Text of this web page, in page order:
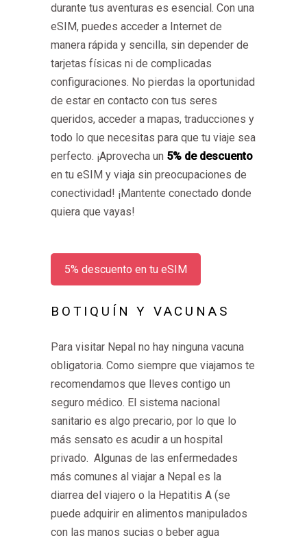
durante tus aventuras es esencial. Con una
eSIM, puedes acceder a Internet de
manera rápida y sencilla, sin depender de
tarjetas físicas ni de complicadas
configuraciones. No pierdas la oportunidad
de estar en contacto con tus seres
queridos, acceder a mapas, traducciones y
todo lo que necesitas para que tu viaje sea
perfecto. ¡Aprovecha un 5% de descuento
en tu eSIM y viaja sin preocupaciones de
conectividad! ¡Mantente conectado donde
quiera que vayas!
5% descuento en tu eSIM
BOTIQUÍN Y VACUNAS
Para visitar Nepal no hay ninguna vacuna
obligatoria. Como siempre que viajamos te
recomendamos que lleves contigo un
seguro médico. El sistema nacional
sanitario es algo precario, por lo que lo
más sensato es acudir a un hospital
privado. Algunas de las enfermedades
más comunes al viajar a Nepal es la
diarrea del viajero o la Hepatitis A (se
puede adquirir en alimentos manipulados
con las manos sucias o beber agua